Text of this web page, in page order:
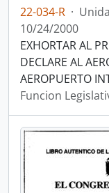
22-034-R ·
10/24/2000
EXHORTAR AL
DECLARE AL
AEROPUERTO
Funcion